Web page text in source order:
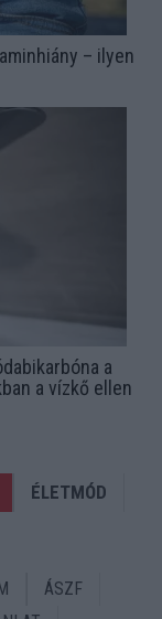
– ilyen
a
a vízkő ellen
ÉLETMÓD
ÁSZF